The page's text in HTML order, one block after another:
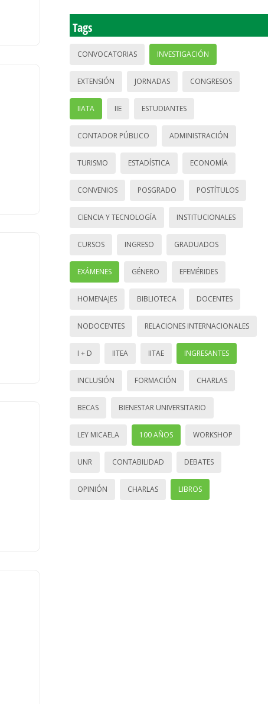
Tags
CONVOCATORIAS INVESTIGACIÓN
EXTENSIÓN JORNADAS CONGRESOS
IIATA IIE ESTUDIANTES
CONTADOR PÚBLICO ADMINISTRACIÓN
TURISMO ESTADÍSTICA ECONOMÍA
CONVENIOS POSGRADO POSTÍTULOS
CIENCIA Y TECNOLOGÍA INSTITUCIONALES
CURSOS INGRESO GRADUADOS
EXÁMENES GÉNERO EFEMÉRIDES
HOMENAJES BIBLIOTECA DOCENTES
NODOCENTES RELACIONES INTERNACIONALES
I + D IITEA IITAE INGRESANTES
INCLUSIÓN FORMACIÓN CHARLAS
BECAS BIENESTAR UNIVERSITARIO
LEY MICAELA 100 AÑOS WORKSHOP
UNR CONTABILIDAD DEBATES
OPINIÓN CHARLAS LIBROS